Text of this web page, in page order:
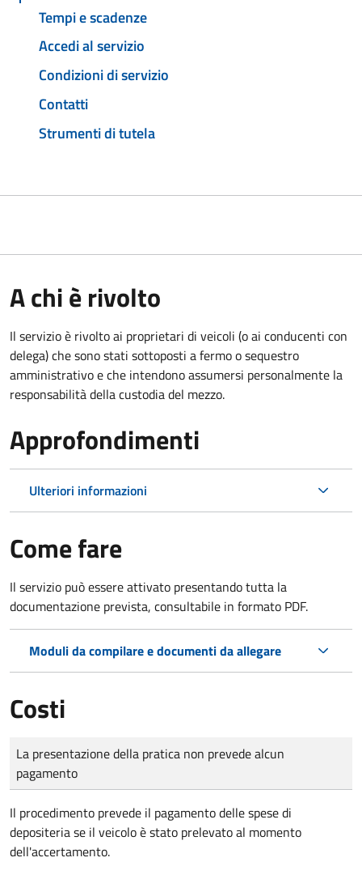
Tempi e scadenze
Accedi al servizio
Condizioni di servizio
Contatti
Strumenti di tutela
A chi è rivolto
Il servizio è rivolto ai proprietari di veicoli (o ai conducenti con
delega) che sono stati sottoposti a fermo o sequestro
amministrativo e che intendono assumersi personalmente la
responsabilità della custodia del mezzo.
Approfondimenti
Ulteriori informazioni
Come fare
Il servizio può essere attivato presentando tutta la
documentazione prevista, consultabile in formato PDF.
Moduli da compilare e documenti da allegare
Costi
Tipo di pagamento
Importo
La presentazione della pratica non prevede alcun
pagamento
Il procedimento prevede il pagamento delle spese di
depositeria se il veicolo è stato prelevato al momento
dell'accertamento.